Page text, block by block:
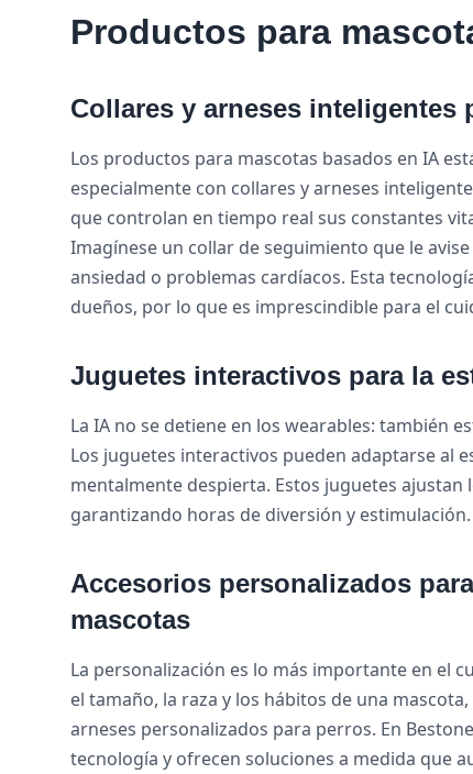
Productos para
Collares y arneses inteligentes
Los productos para mascotas basados en IA
especialmente con collares y arneses
que controlan en tiempo real sus constantes
Imagínese un collar de seguimiento que le
ansiedad o problemas cardíacos. Esta
dueños, por lo que es imprescindible para el
Juguetes interactivos para la
La IA no se detiene en los wearables: también
Los juguetes interactivos pueden adaptarse al
mentalmente despierta. Estos juguetes
garantizando horas de diversión y estimulación.
Accesorios personalizados
mascotas
La personalización es lo más importante en el
el tamaño, la raza y los hábitos de una
arneses personalizados para perros. En
tecnología y ofrecen soluciones a medida que